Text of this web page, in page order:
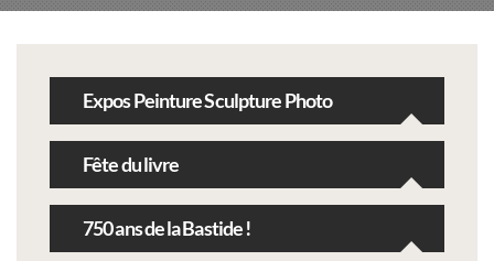
Expos Peinture Sculpture Photo
Fête du livre
750 ans de la Bastide !